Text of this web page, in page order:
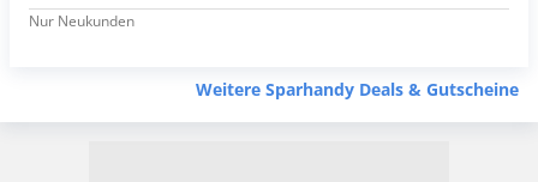
Nur Neukunden
Weitere Sparhandy Deals & Gutscheine